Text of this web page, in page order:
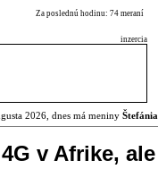
Za poslednú hodinu: 74 meraní
inzercia
2026, dnes má meniny Štefánia
v Afrike, ale